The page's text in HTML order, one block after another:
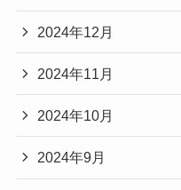
2024年12月
2024年11月
2024年10月
2024年9月